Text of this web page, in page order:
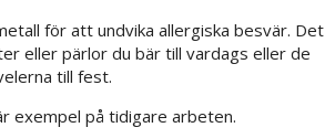
för att undvika allergiska besvär. Det
eller pärlor du bär till vardags eller de
till fest.
exempel på tidigare arbeten.